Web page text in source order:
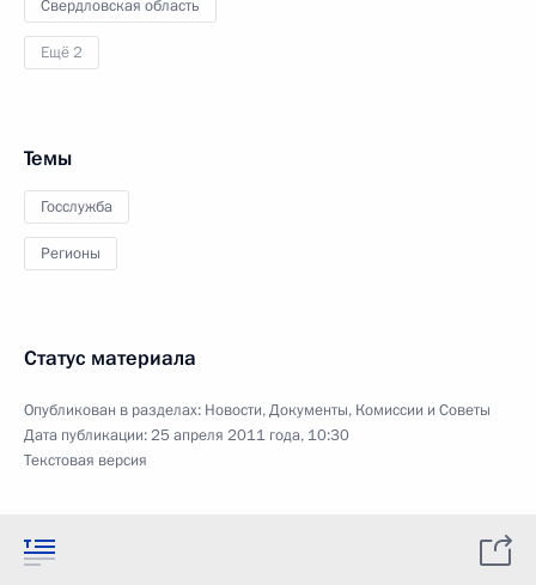
Свердловская область
Ещё 2
Темы
Госслужба
Регионы
Статус материала
Опубликован в разделах: Новости,Документы, Комиссии и Советы
Дата публикации:25 апреля 2011 года, 10:30
Текстовая версия